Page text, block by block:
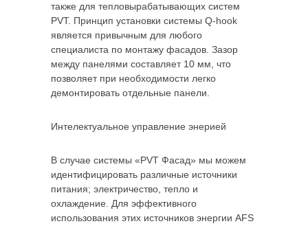
также для тепловырабатывающих систем
PVT. Принцип установки системы Q-hook
является привычным для любого
специалиста по монтажу фасадов. Зазор
между панелями составляет 10 мм, что
позволяет при необходимости легко
демонтировать отдельные панели.
Интелектуальное управление энерией
В случае системы «PVT Фасад» мы можем
идентифицировать различные источники
питания; электричество, тепло и
охлаждение. Для эффективного
использования этих источников энергии AFS